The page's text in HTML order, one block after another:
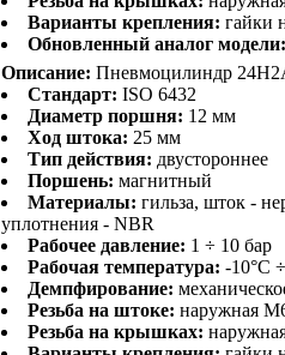
Варианты крепления: гайки
Обновленный аналог модели:
Описание: Пневмоцилиндр
Стандарт: ISO 6432
Диаметр поршня: 12 мм
Ход штока: 25 мм
Тип действия: двустороннее
Поршень: магнитный
Материалы: гильза, шток -
уплотнения - NBR
Рабочее давление: 1 ÷ 10 бар
Рабочая температура: -10°C
Демпфирование:
Резьба на штоке: наружная
Резьба на крышках: